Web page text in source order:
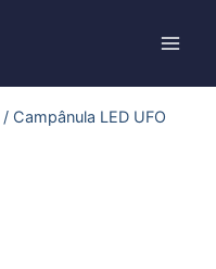
/ Campânula LED UFO